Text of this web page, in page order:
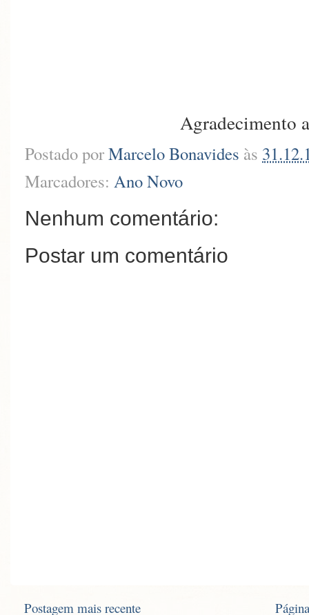
Agradecimento
Postado porMarcelo Bonavides às
Marcadores: Ano Novo
Nenhum comentário:
Postar um comentário
Postagem mais recente